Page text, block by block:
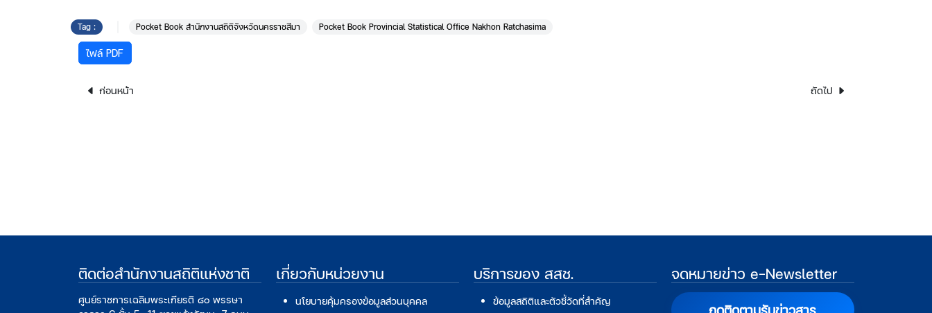
Tag : Pocket Book สำนักงานสถิติจังหวัดนครราชสีมา Pocket Book Provincial Statistical Office Nakhon Ratchasima
ไฟล์ PDF
ก่อนหน้า ถัดไป
ติดต่อสำนักงานสถิติแห่งชาติ
ศูนย์ราชการเฉลิมพระเกียรติ ๘๐ พรรษา
เกี่ยวกับหน่วยงาน
นโยบายคุ้มครองข้อมูลส่วนบุคคล
บริการของ สสช.
ข้อมูลสถิติและตัวชี้วัดที่สำคัญ
จดหมายข่าว e-Newsletter